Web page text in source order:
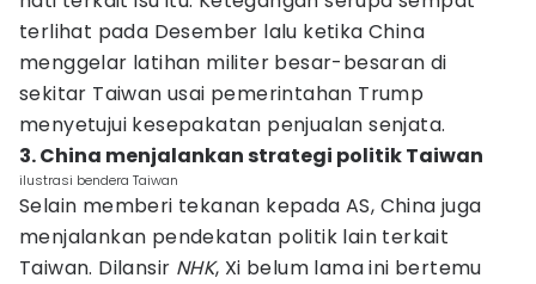
terlihat pada Desember lalu ketika China
menggelar latihan militer besar-besaran di
sekitar Taiwan usai pemerintahan Trump
menyetujui kesepakatan penjualan senjata.
3. China menjalankan strategi politik Taiwan
ilustrasi bendera Taiwan
Selain memberi tekanan kepada AS, China juga
menjalankan pendekatan politik lain terkait
Taiwan. Dilansir NHK, Xi belum lama ini bertemu